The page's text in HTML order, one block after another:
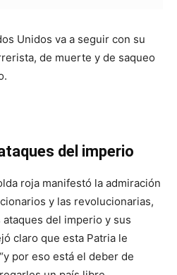
Unidos va a seguir con su
de muerte y de saqueo
del imperio
roja manifestó la admiración
y las revolucionarias,
del imperio y sus
claro que esta Patria le
por eso está el deber de